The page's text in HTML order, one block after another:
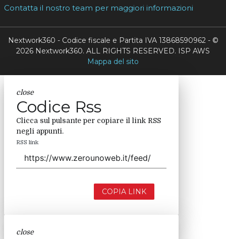
Contatta il nostro team per maggiori informazioni
Nextwork360 - Codice fiscale e Partita IVA 13868590962 - ©
2026 Nextwork360. ALL RIGHTS RESERVED. ISP AWS
Mappa del sito
close
Codice Rss
Clicca sul pulsante per copiare il link RSS
negli appunti.
RSS link
COPIA LINK
close